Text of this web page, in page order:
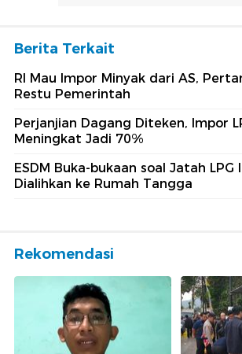
Berita Terkait
RI Mau Impor Minyak dari AS,
Restu Pemerintah
Perjanjian Dagang Diteken, Impor
Meningkat Jadi 70%
ESDM Buka-bukaan soal Jatah LPG
Dialihkan ke Rumah Tangga
Rekomendasi